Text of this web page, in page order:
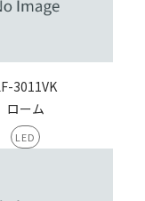
3011VK
ローム
LED